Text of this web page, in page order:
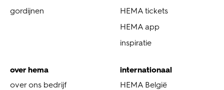
gordijnen
HEMA tickets
HEMA app
inspiratie
over hema
over ons bedrijf
internationaal
HEMA België